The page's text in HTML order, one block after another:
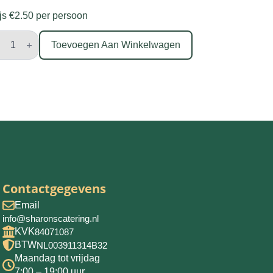
€2.50 per persoon
Toevoegen Aan Winkelwagen
Contactgegevens
Email
info@sharonscatering.nl
KVK84071087
BTWNL003911314B32
Maandag tot vrijdag